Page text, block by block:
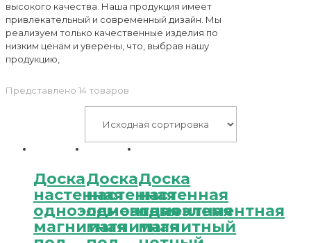
высокого качества. Наша продукция имеет
привлекательный и современный дизайн. Мы
реализуем только качественные изделия по
низким ценам и уверены, что, выбрав нашу
продукцию,
Представлено 14 товаров
Доска
настенная
одноэлементная
магнитная
Доска
настенная
одноэлементная
магнитная
Доска
настенная
одноэлементная
магнитный